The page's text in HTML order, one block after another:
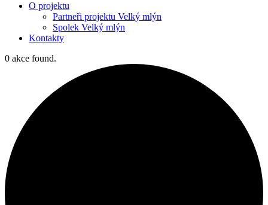
O projektu
Partneři projektu Velký mlýn
Spolek Velký mlýn
Kontakty
0 akce found.